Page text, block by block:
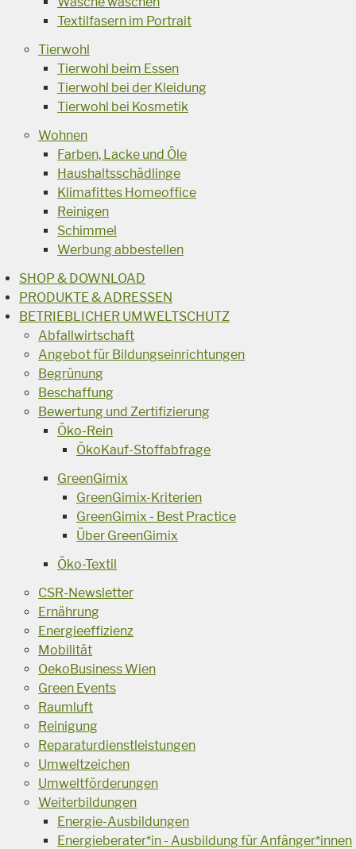
Textilfasern im Portrait
Tierwohl
Tierwohl beim Essen
Tierwohl bei der Kleidung
Tierwohl bei Kosmetik
Wohnen
Farben, Lacke und Öle
Haushaltsschädlinge
Klimafittes Homeoffice
Reinigen
Schimmel
Werbung abbestellen
SHOP & DOWNLOAD
PRODUKTE & ADRESSEN
BETRIEBLICHER UMWELTSCHUTZ
Abfallwirtschaft
Angebot für Bildungseinrichtungen
Begrünung
Beschaffung
Bewertung und Zertifizierung
Öko-Rein
ÖkoKauf-Stoffabfrage
GreenGimix
GreenGimix-Kriterien
GreenGimix - Best Practice
Über GreenGimix
Öko-Textil
CSR-Newsletter
Ernährung
Energieeffizienz
Mobilität
OekoBusiness Wien
Green Events
Raumluft
Reinigung
Reparaturdienstleistungen
Umweltzeichen
Umweltförderungen
Weiterbildungen
Energie-Ausbildungen
Energieberater*in - Ausbildung für Anfänger*innen